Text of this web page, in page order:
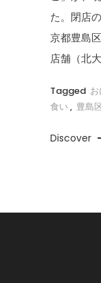
た。閉店
京都豊島
店舗（北
Tagged
食い , 豊島
Discover